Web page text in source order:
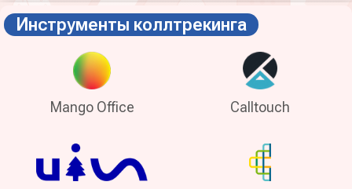
Инструменты коллтрекинга
Mango Office Calltouch